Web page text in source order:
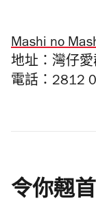
Mashi no
地址： 灣仔
電話：2812
令你翹